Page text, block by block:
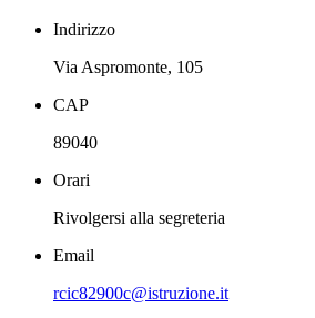
Indirizzo
Via Aspromonte, 105
CAP
89040
Orari
Rivolgersi alla segreteria
Email
rcic82900c@istruzione.it